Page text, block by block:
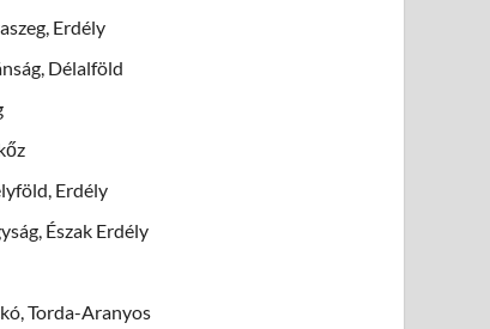
Erdély
Délalföld
Erdély
Észak Erdély
Torda-Aranyos